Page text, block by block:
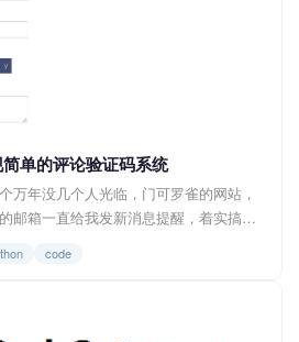
单的评论验证码系统
万年没几个人光临，门可罗雀的网站，
邮箱一直给我发新消息提醒，着实搞得
个简单的评论验证码系统，下面就分享
code